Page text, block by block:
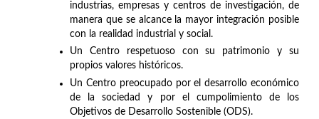
industrias, empresas y centros de investigación, de
manera que se alcance la mayor integración posible
con la realidad industrial y social.
Un Centro respetuoso con su patrimonio y su
propios valores históricos.
Un Centro preocupado por el desarrollo económico
de la sociedad y por el cumpolimiento de los
Objetivos de Desarrollo Sostenible (ODS).